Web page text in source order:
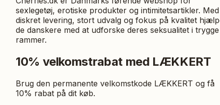
sexlegetøj, erotiske produkter og intimitetsartikler. Med
diskret levering, stort udvalg og fokus på kvalitet
de danskere med at udforske deres seksualitet i trygge
rammer.
10% velkomstrabat med LÆKKERT
Brug den permanente velkomstkode LÆKKERT og få
10% rabat på dit køb.